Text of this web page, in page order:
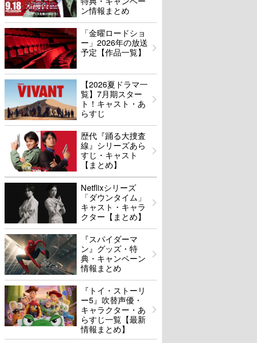
ン情報まとめ
「金曜ロードショ
ー」2026年の放送
予定【作品一覧】
【2026夏ドラマ一
覧】7月期スター
ト！キャスト・あ
らすじ
歴代『踊る大捜査
線』シリーズあら
すじ・キャスト
【まとめ】
Netflixシリーズ
「ダウンタイム」
キャスト・キャラ
クター【まとめ】
『スパイダーマ
ン』グッズ・特
典・キャンペーン
情報まとめ
『トイ・ストーリ
ー5』吹替声優・
キャラクター・あ
らすじ一覧【最新
情報まとめ】